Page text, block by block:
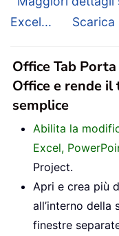
Excel...
Scarica
Office Tab
Office e rende
semplice
Abilita la
Excel,
Project.
Apri e crea più
all’interno della
finestre